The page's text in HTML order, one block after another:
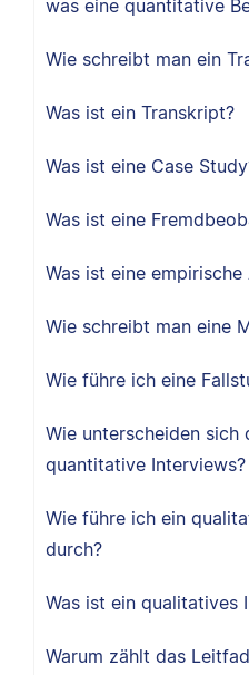
was eine quantitative
Wie schreibt man ein
Was ist ein Transkript?
Was ist eine Case
Was ist eine
Was ist eine empirische
Wie schreibt man eine
Wie führe ich eine
Wie unterscheiden sich
quantitative Interviews?
Wie führe ich ein
durch?
Was ist ein qualitatives
Warum zählt das